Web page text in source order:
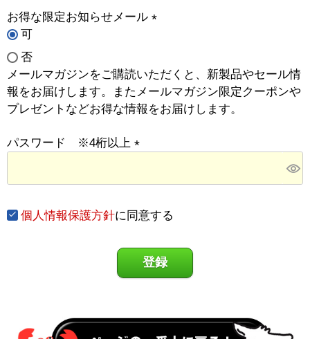
お得な限定お知らせメール
須
)
可
否
メールマガジンをご購読いただくと、新製品やセール情
報をお届けします。またメールマガジン限定クーポンや
プレゼントなどお得な情報をお届けします。
パスワード ※4桁以上
必
)
個人情報保護方針に同意する
登録